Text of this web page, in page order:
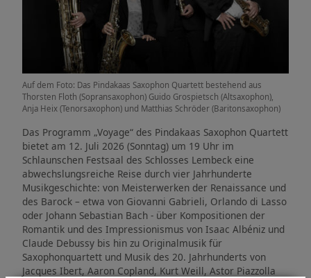
Auf dem Foto: Das Pindakaas Saxophon Quartett bestehend aus
Thorsten Floth (Sopransaxophon) Guido Grospietsch (Altsaxophon),
Anja Heix (Tenorsaxophon) und Matthias Schröder (Baritonsaxophon)
Das Programm „Voyage“ des Pindakaas Saxophon Quartett
bietet am 12. Juli 2026 (Sonntag) um 19 Uhr im
Schlaunschen Festsaal des Schlosses Lembeck eine
abwechslungsreiche Reise durch vier Jahrhunderte
Musikgeschichte: von Meisterwerken der Renaissance und
des Barock – etwa von Giovanni Gabrieli, Orlando di Lasso
oder Johann Sebastian Bach - über Kompositionen der
Romantik und des Impressionismus von Isaac Albéniz und
Claude Debussy bis hin zu Originalmusik für
Saxophonquartett und Musik des 20. Jahrhunderts von
Jacques Ibert, Aaron Copland, Kurt Weill, Astor Piazzolla